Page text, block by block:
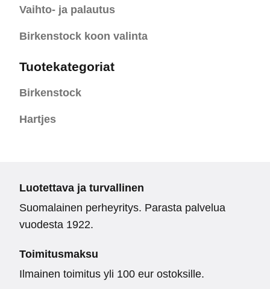
Vaihto- ja palautus
Birkenstock koon valinta
Tuotekategoriat
Birkenstock
Hartjes
Luotettava ja turvallinen
Suomalainen perheyritys. Parasta palvelua
vuodesta 1922.
Toimitusmaksu
Ilmainen toimitus yli 100 eur ostoksille.